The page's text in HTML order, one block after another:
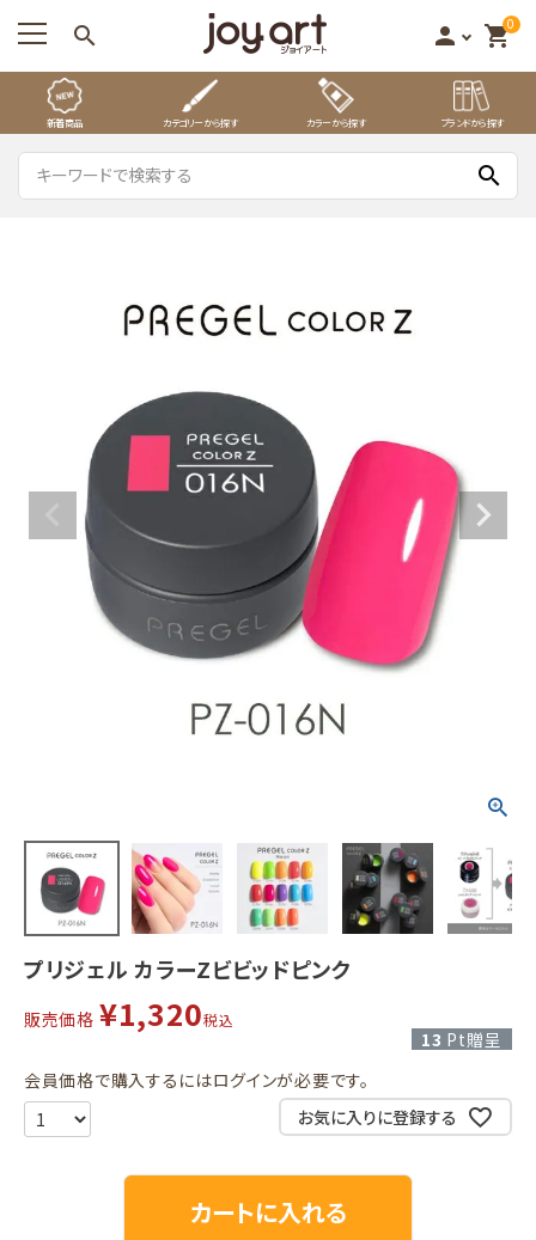
search person 0
shopping_cart
新着商品 カテゴリーから探す カラーから探す ブランドから探す
search
プリジェル カラーZビビッドピンク
販売価格 ¥1,320税込
13 Pt贈呈
会員価格で購入するにはログインが必要です。
お気に入りに登録する
カートに入れる